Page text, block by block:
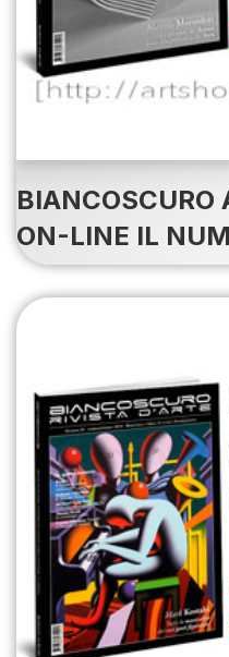
BIANCOSCURO
ON-LINE IL